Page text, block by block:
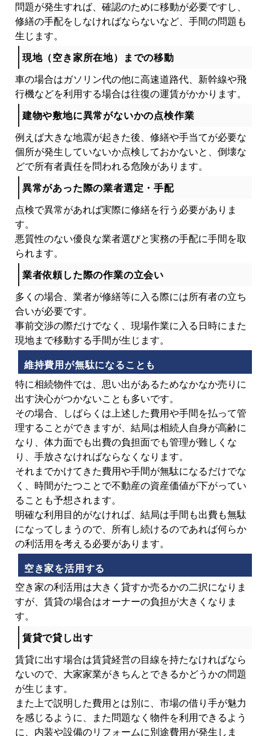
問題が発生すれば、確認のために移動が必要ですし、
修繕の手配をしなければならないなど、手間の問題も
生じます。
現地（空き家所在地）までの移動
車の場合はガソリン代の他に高速道路代、新幹線や飛
行機などを利用する場合は往復の運賃がかかります。
建物や敷地に異常がないかの点検作業
例えば大きな地震が起きた後、修繕や手当てが必要な
個所が発生していないか点検しておかないと、倒壊な
どで所有者責任を問われる危険があります。
異常があった際の業者選定・手配
点検で異常があれば実際に修繕を行う必要がありま
す。
悪質性のない優良な業者選びと実務の手配に手間を取
られます。
業者依頼した際の作業の立会い
多くの場合、業者が修繕等に入る際には所有者の立ち
合いが必要です。
事前交渉の際だけでなく、現場作業に入る日時にまた
現地まで移動する手間が生じます。
維持費用が無駄になることも
特に相続物件では、思い出があるためなかなか売りに
出す決心がつかないことも多いです。
その場合、しばらくは上述した費用や手間を払って管
理することができますが、結局は相続人自身が高齢に
なり、体力面でも出費の負担面でも管理が難しくな
り、手放さなければならなくなります。
それまでかけてきた費用や手間が無駄になるだけでな
く、時間がたつことで不動産の資産価値が下がってい
ることも予想されます。
明確な利用目的がなければ、結局は手間も出費も無駄
になってしまうので、所有し続けるのであれば何らか
の利活用を考える必要があります。
空き家を活用する
空き家の利活用は大きく貸すか売るかの二択になりま
すが、賃貸の場合はオーナーの負担が大きくなりま
す。
賃貸で貸し出す
賃貸に出す場合は賃貸経営の目線を持たなければなら
ないので、大家家業がきちんとできるかどうかの問題
が生じます。
また上で説明した費用とは別に、市場の借り手が魅力
を感じるように、また問題なく物件を利用できるよう
に、内装や設備のリフォームに別途費用が発生しま